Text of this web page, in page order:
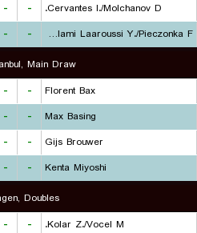
- -
Cervantes I./Molchanov D.
- -
Lalami Laaroussi Y./Pieczonka F.
Main Draw
- -
Florent Bax
- -
Max Basing
- -
Gijs Brouwer
- -
Kenta Miyoshi
Doubles
- -
Kolar Z./Vocel M.